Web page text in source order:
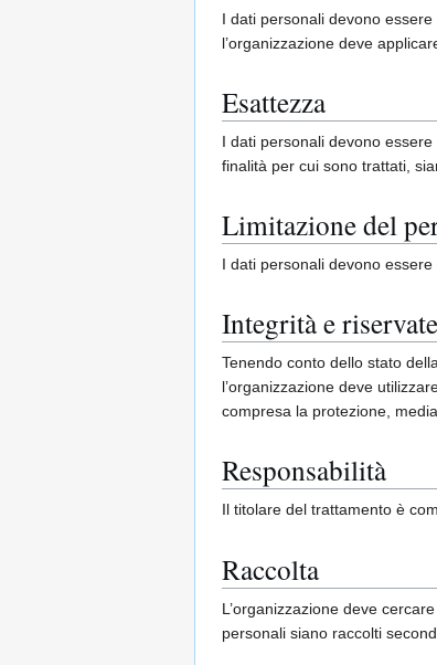
I dati personali devono
l’organizzazione deve
Esattezza
I dati personali devono
finalità per cui sono trattati,
Limitazione del
I dati personali devono
Integrità e
Tenendo conto dello stato
l’organizzazione deve
compresa la protezione,
Responsabilità
Il titolare del trattamento è
Raccolta
L’organizzazione deve
personali siano raccolti